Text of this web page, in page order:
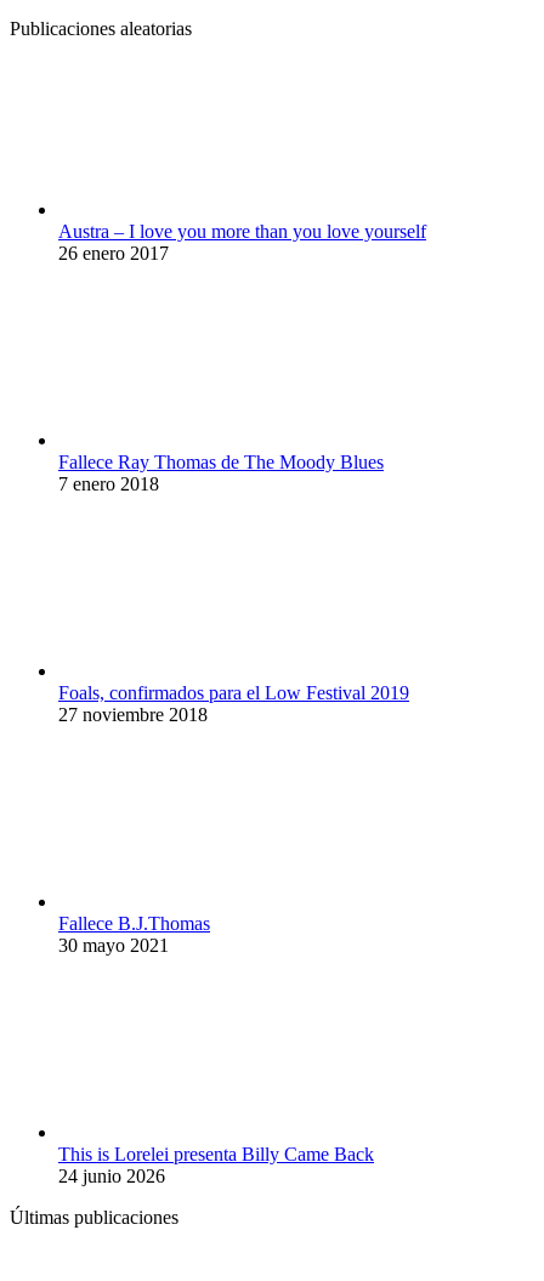
Publicaciones aleatorias
Austra – I love you more than you love yourself
26 enero 2017
Fallece Ray Thomas de The Moody Blues
7 enero 2018
Foals, confirmados para el Low Festival 2019
27 noviembre 2018
Fallece B.J.Thomas
30 mayo 2021
This is Lorelei presenta Billy Came Back
24 junio 2026
Últimas publicaciones